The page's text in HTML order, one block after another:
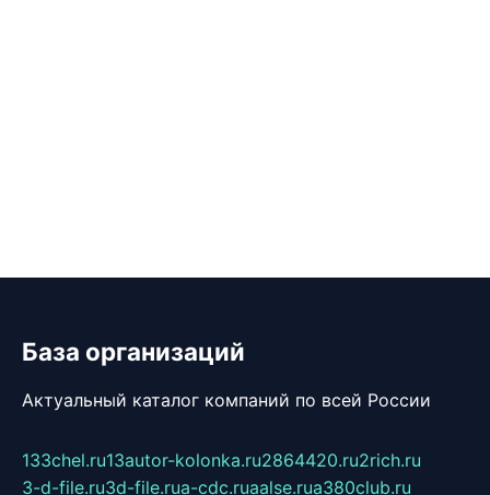
База организаций
Актуальный каталог компаний по всей России
133chel.ru13autor-kolonka.ru2864420.ru2rich.ru
3-d-file.ru3d-file.rua-cdc.ruaalse.rua380club.ru